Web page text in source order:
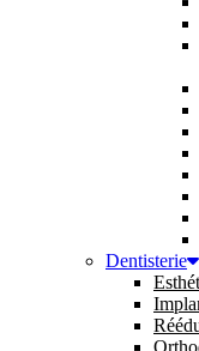
Dentisterie